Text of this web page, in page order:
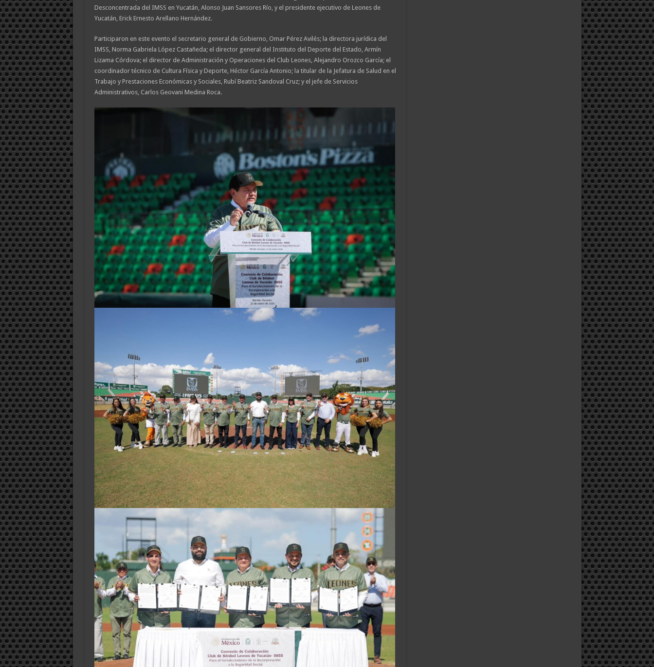
Desconcentrada del IMSS en Yucatán, Alonso Juan Sansores Río, y el presidente ejecutivo de Leones de
Yucatán, Erick Ernesto Arellano Hernández.
Participaron en este evento el secretario general de Gobierno, Omar Pérez Avilés; la directora jurídica del
IMSS, Norma Gabriela López Castañeda; el director general del Instituto del Deporte del Estado, Armín
Lizama Córdova; el director de Administración y Operaciones del Club Leones, Alejandro Orozco García; el
coordinador técnico de Cultura Física y Deporte, Héctor García Antonio; la titular de la Jefatura de Salud en el
Trabajo y Prestaciones Económicas y Sociales, Rubí Beatriz Sandoval Cruz; y el jefe de Servicios
Administrativos, Carlos Geovani Medina Roca.